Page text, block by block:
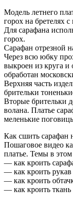
Модель летнего
горох на бретелях
Для сарафана
горох.
Сарафан отрезной
Через всю юбку
выкроен из круга
обработан
Верхняя часть
брительки
Вторые брительки
волана. Платье
меленькие
Как сшить сарафан
Пошаговое видео
платье. Темы в
— как кроить
— как кроить рукав
— как кроить
— как кроить ткань